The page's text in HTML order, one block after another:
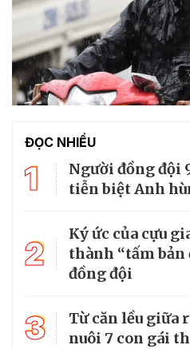
ĐỌC NHIỀU
1
Người đồng đội
tiễn biệt Anh
2
Ký ức của cựu
thành “tấm
đồng đội
3
Từ căn lều giữa
nuôi 7 con gái